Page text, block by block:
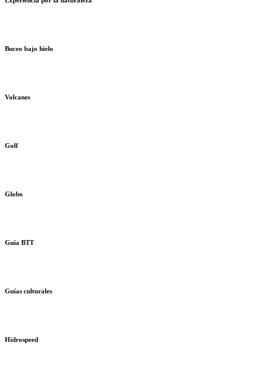
Buceo bajo hielo
Volcanes
Golf
Globo
Guía BTT
Guías culturales
Hidrospeed